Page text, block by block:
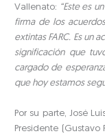
Vallenato: “Este es
firma de los
extintas FARC. Es un
significación que
cargado de
que hoy estamos
Por su parte, José
Presidente